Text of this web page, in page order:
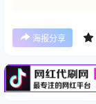
海报分享
广告